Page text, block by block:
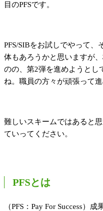
目のPFSです。
PFS/SIBをお試しでやって
体もあろうかと思いますが
のの、第2弾を進めようとし
ね。職員の方々が頑張って進
難しいスキームではあると
ていってください。
PFSとは
（PFS：Pay For Success）